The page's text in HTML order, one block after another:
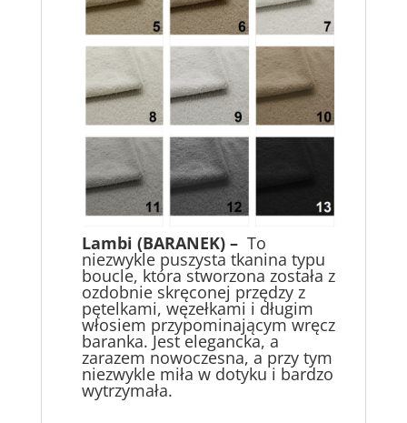
Lambi (BARANEK) – To
niezwykle puszysta tkanina typu
boucle, która stworzona została z
ozdobnie skręconej przędzy z
pętelkami, węzełkami i długim
włosiem przypominającym wręcz
baranka. Jest elegancka, a
zarazem nowoczesna, a przy tym
niezwykle miła w dotyku i bardzo
wytrzymała.